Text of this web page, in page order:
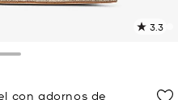
3.3
con adornos de